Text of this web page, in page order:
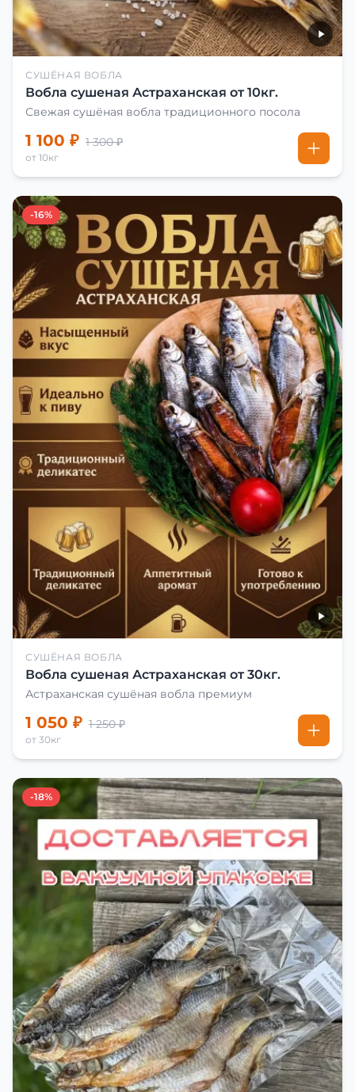
СУШЁНАЯ ВОБЛА
Вобла сушеная Астраханская от 10кг.
Свежая сушёная вобла традиционного посола
1 100 ₽ 1 300 ₽
от 10кг
-16%
СУШЁНАЯ ВОБЛА
Вобла сушеная Астраханская от 30кг.
Астраханская сушёная вобла премиум
1 050 ₽ 1 250 ₽
от 30кг
-18%